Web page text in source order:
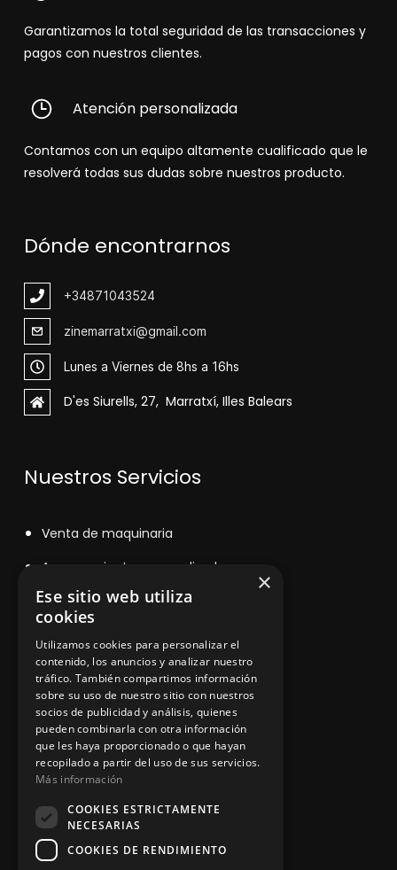
Garantizamos la total seguridad de las transacciones y
pagos con nuestros clientes.
Atención personalizada
Contamos con un equipo altamente cualificado que le
resolverá todas sus dudas sobre nuestros producto.
Dónde encontrarnos
+34871043524
zinemarratxi@gmail.com
Lunes a Viernes de 8hs a 16hs
D'es Siurells, 27, Marratxí, Illes Balears
Nuestros Servicios
Venta de maquinaria
Asesoramiento personalizado
Instalación y reparación
Información legal
Política de privacidad
Aviso legal
×
Ese sitio web utiliza
cookies
Utilizamos cookies para personalizar el
contenido, los anuncios y analizar nuestro
tráfico. También compartimos información
sobre su uso de nuestro sitio con nuestros
socios de publicidad y análisis, quienes
pueden combinarla con otra información
que les haya proporcionado o que hayan
recopilado a partir del uso de sus servicios.
Más información
COOKIES ESTRICTAMENTE
NECESARIAS
COOKIES DE RENDIMIENTO